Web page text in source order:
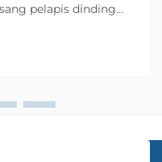
pelapis dinding